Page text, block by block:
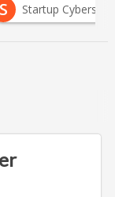
Startup